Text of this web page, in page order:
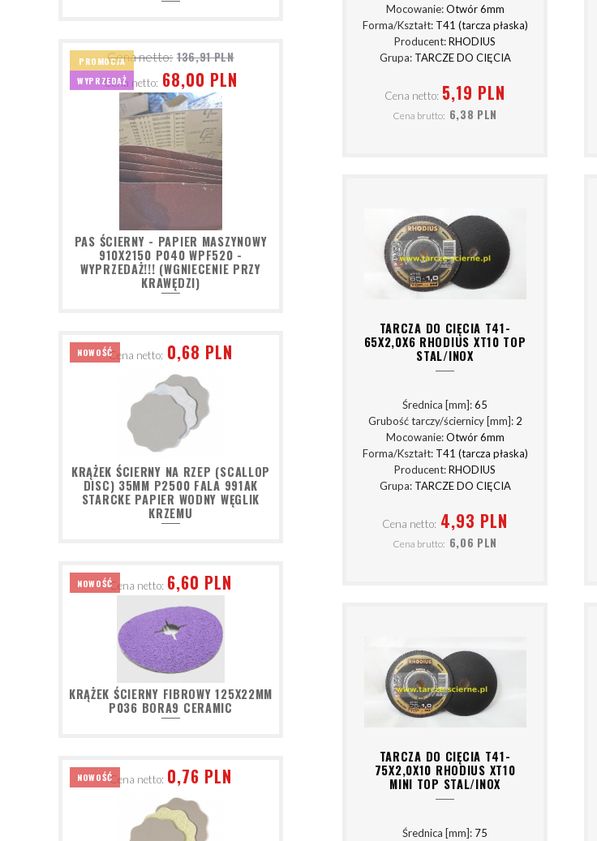
PROMOCJA
WYPRZEDAŻ
Cena netto: 136,91 PLN
Cena netto: 68,00 PLN
PAS ŚCIERNY - PAPIER MASZYNOWY
910X2150 P040 WPF520 -
WYPRZEDAŻ!!! (WGNIECENIE PRZY
KRAWĘDZI)
NOWOŚĆCena netto: 0,68 PLN
KRĄŻEK ŚCIERNY NA RZEP (SCALLOP
DISC) 35MM P2500 FALA 991AK
STARCKE PAPIER WODNY WĘGLIK
KRZEMU
NOWOŚĆCena netto: 6,60 PLN
KRĄŻEK ŚCIERNY FIBROWY 125X22MM
P036 BORA9 CERAMIC
NOWOŚĆCena netto: 0,76 PLN
Mocowanie:Otwór 6mm
Forma/Kształt: T41 (tarcza płaska)
Producent:RHODIUS
Grupa: TARCZE DO CIĘCIA
Cena netto: 5,19 PLN
Cena brutto: 6,38 PLN
TARCZA DO CIĘCIA T41-
65X2,0X6 RHODIUS XT10 TOP
STAL/INOX
Średnica [mm]:65
Grubość tarczy/ściernicy [mm]: 2
Mocowanie:Otwór 6mm
Forma/Kształt: T41 (tarcza płaska)
Producent:RHODIUS
Grupa: TARCZE DO CIĘCIA
Cena netto: 4,93 PLN
Cena brutto: 6,06 PLN
TARCZA DO CIĘCIA T41-
75X2,0X10 RHODIUS XT10
MINI TOP STAL/INOX
Średnica [mm]: 75